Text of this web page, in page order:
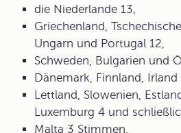
die Niederlande 13,
Griechenland,
Ungarn und Portugal 12,
Schweden, Bulgarien und
Dänemark, Finnland,
Lettland, Slowenien,
Luxemburg 4 und
Malta 3 Stimmen.